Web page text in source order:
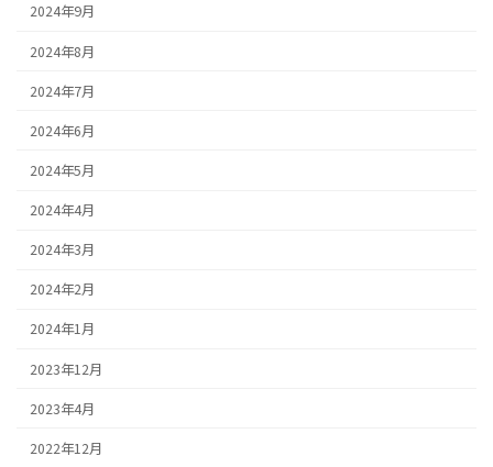
2024年9月
2024年8月
2024年7月
2024年6月
2024年5月
2024年4月
2024年3月
2024年2月
2024年1月
2023年12月
2023年4月
2022年12月